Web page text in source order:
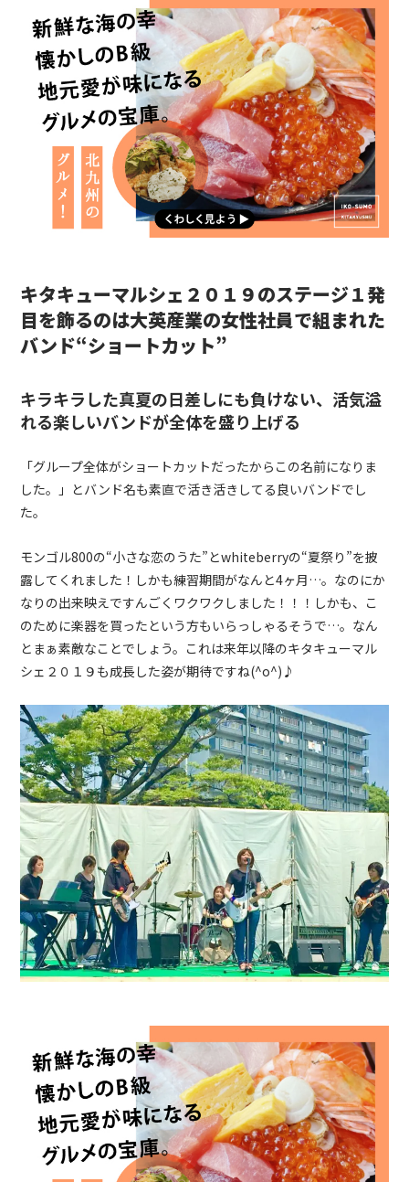
キタキューマルシェ２０１９のステージ１発
目を飾るのは大英産業の女性社員で組まれた
バンド“ショートカット”
キラキラした真夏の日差しにも負けない、活気溢
れる楽しいバンドが全体を盛り上げる
「グループ全体がショートカットだったからこの名前になりま
した。」とバンド名も素直で活き活きしてる良いバンドでし
た。
モンゴル800の“小さな恋のうた”とwhiteberryの“夏祭り”を披
露してくれました！しかも練習期間がなんと4ヶ月…。なのにか
なりの出来映えですんごくワクワクしました！！！しかも、こ
のために楽器を買ったという方もいらっしゃるそうで…。なん
とまぁ素敵なことでしょう。これは来年以降のキタキューマル
シェ２０１９も成長した姿が期待ですね(^o^) ♪